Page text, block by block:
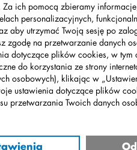
ich pomocą zbieramy
personalizacyjnych,
aby utrzymać Twoją sesję po
zgodę na przetwarzanie danych
dotyczące plików cookies, w tym
do korzystania ze strony
osobowych), klikając w
ustawienia dotyczące plików
przetwarzania Twoich danych